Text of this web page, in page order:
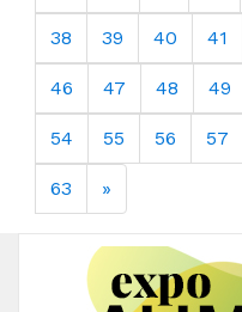
38 39 40 41
46 47 48 49
54 55 56 57
63 »